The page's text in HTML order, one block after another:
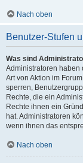
Nach oben
Benutzer-Stufen
Was sind
Administratoren haben
Art von Aktion im
sperren,
Rechte, die ein
Rechte ihnen ein
hat. Administratoren
wenn ihnen das
Nach oben